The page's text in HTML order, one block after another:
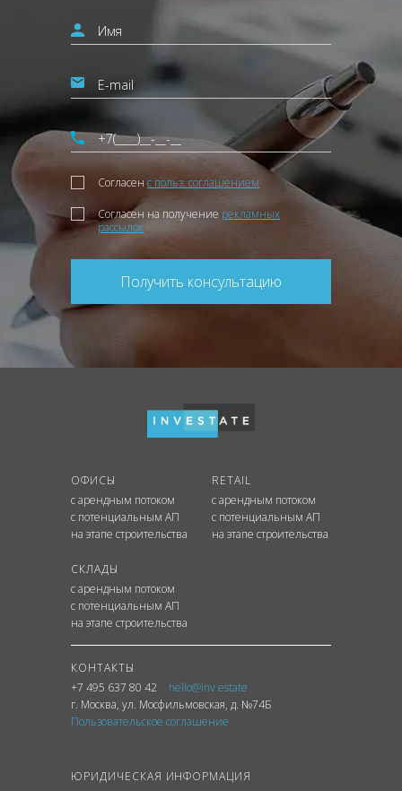
Согласен с польз. соглашением
Согласен на получение рекламных
рассылок
Получить консультацию
ОФИСЫ
с арендным потоком
с потенциальным АП
на этапе строительства
RETAIL
с арендным потоком
с потенциальным АП
на этапе строительства
СКЛАДЫ
с арендным потоком
с потенциальным АП
на этапе строительства
КОНТАКТЫ
+7 495 637 80 42
hello@inv.estate
г. Москва, ул. Мосфильмовская, д. №74Б
Пользовательское соглашение
ЮРИДИЧЕСКАЯ ИНФОРМАЦИЯ